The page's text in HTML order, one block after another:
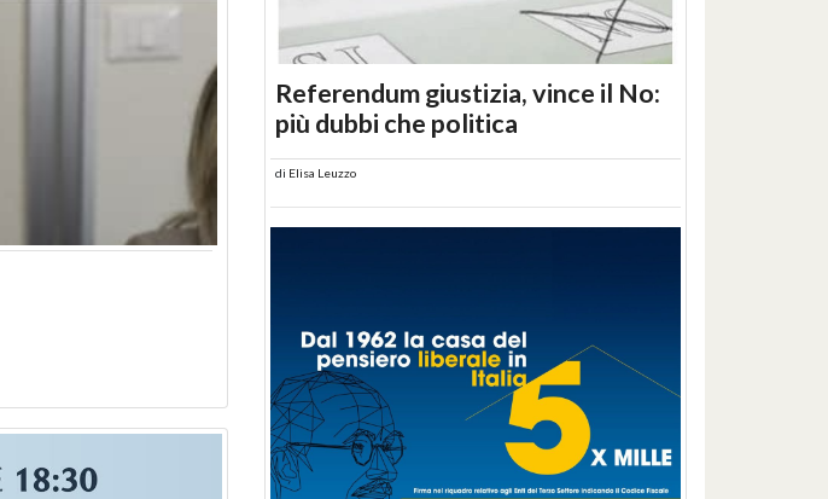
Referendum giustizia, vince il No:
più dubbi che politica
di Elisa Leuzzo